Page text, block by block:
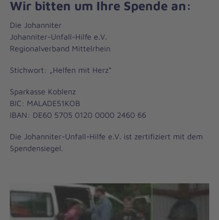
Wir bitten um Ihre Spende an:
Die Johanniter
Johanniter-Unfall-Hilfe e.V.
Regionalverband Mittelrhein
Stichwort: „Helfen mit Herz“
Sparkasse Koblenz
BIC: MALADE51KOB
IBAN: DE60 5705 0120 0000 2460 66
Die Johanniter-Unfall-Hilfe e.V. ist zertifiziert mit dem
Spendensiegel.